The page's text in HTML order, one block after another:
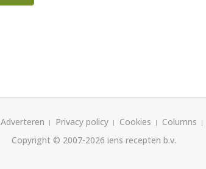
Adverteren Privacy policy Cookies Columns
Copyright © 2007-2026 iens recepten b.v.